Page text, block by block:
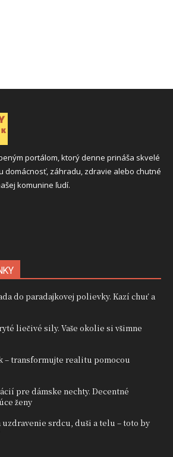
portálom, ktorý denne prináša skvelé
domácnosť, záhradu, zdravie alebo chutné
komunine ľudí.
do paradajkovej polievky. Kazí chuť a
liečivé sily. Vaše okolie si všimne
– transformujte realitu pomocou
pre dámske nechty. Decentné
ženy
srdcu, duši a telu – toto by